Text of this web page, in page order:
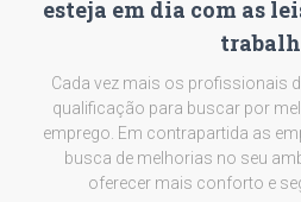
esteja em dia com as
Cada vez mais os profissionais
qualificação para buscar por
emprego. Em contrapartida as
busca de melhorias no seu
oferecer mais conforto e